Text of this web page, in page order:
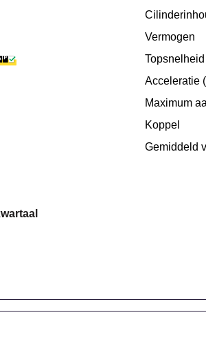
Vermogen
Topsnelheid
Acceleratie
Maximum
Koppel
Gemiddeld